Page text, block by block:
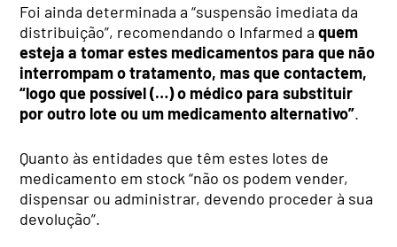
Foi ainda determinada a “suspensão imediata da
distribuição”, recomendando o Infarmed aquem
esteja a tomar estes medicamentos para que não
interrompam o tratamento, mas que contactem,
“logo que possível (…) o médico para substituir
por outro lote ou um medicamento alternativo”.
Quanto às entidades que têm estes lotes de
medicamento em stock “não os podem vender,
dispensar ou administrar, devendo proceder à sua
devolução”.